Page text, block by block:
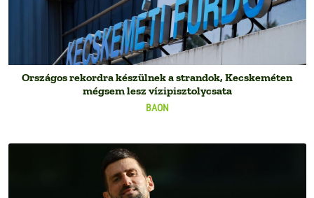
BAON
Országos rekordra készülnek a strandok, Kecskeméten
mégsem lesz vízipisztolycsata